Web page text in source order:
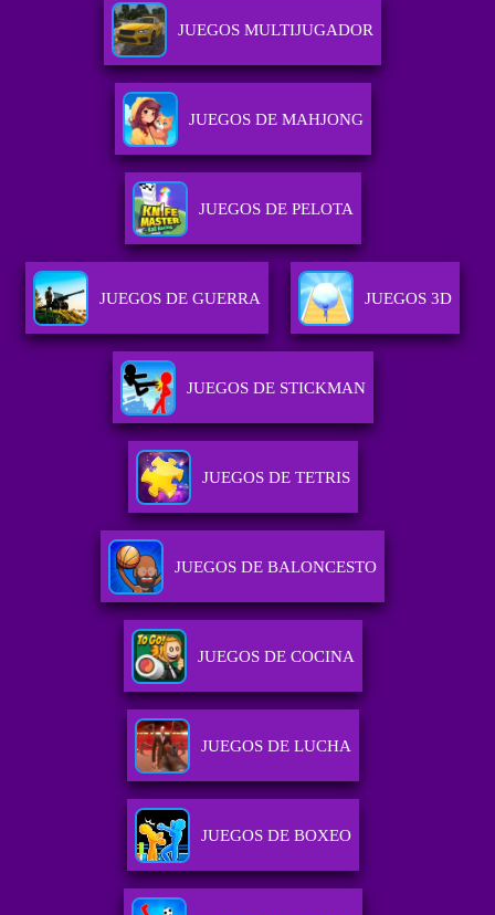
JUEGOS MULTIJUGADOR
JUEGOS DE MAHJONG
JUEGOS DE PELOTA
JUEGOS DE GUERRA JUEGOS 3D
JUEGOS DE STICKMAN
JUEGOS DE TETRIS
JUEGOS DE BALONCESTO
JUEGOS DE COCINA
JUEGOS DE LUCHA
JUEGOS DE BOXEO